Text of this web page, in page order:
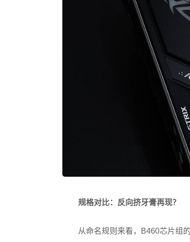
规格对比：反向挤牙膏再现？
从命名规则来看，B460芯片组